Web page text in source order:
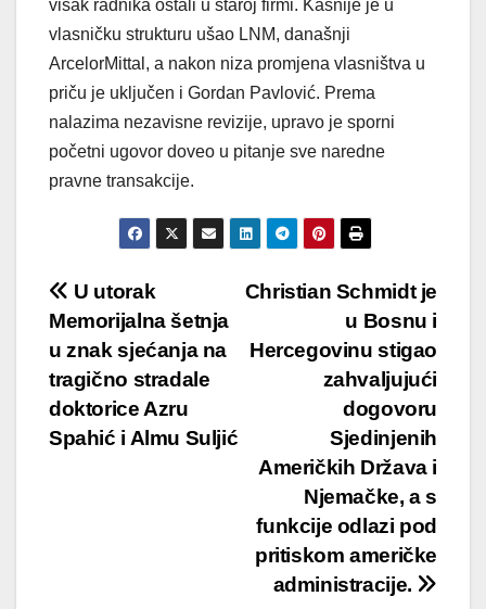
višak radnika ostali u staroj firmi. Kasnije je u
vlasničku strukturu ušao LNM, današnji
ArcelorMittal, a nakon niza promjena vlasništva u
priču je uključen i Gordan Pavlović. Prema
nalazima nezavisne revizije, upravo je sporni
početni ugovor doveo u pitanje sve naredne
pravne transakcije.
Post
navigation
Christian Schmidt je
u Bosnu i
Hercegovinu stigao
zahvaljujući
dogovoru
Sjedinjenih
Američkih Država i
Njemačke, a s
funkcije odlazi pod
pritiskom američke
administracije.
U utorak
Memorijalna šetnja
u znak sjećanja na
tragično stradale
doktorice Azru
Spahić i Almu Suljić